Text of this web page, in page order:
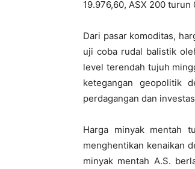
19.976,60, ASX 200
Dari pasar komoditas,
uji coba rudal balistik
level terendah tujuh
ketegangan geopolitik
perdagangan dan
Harga minyak mentah
menghentikan kenaikan
minyak mentah A.S.